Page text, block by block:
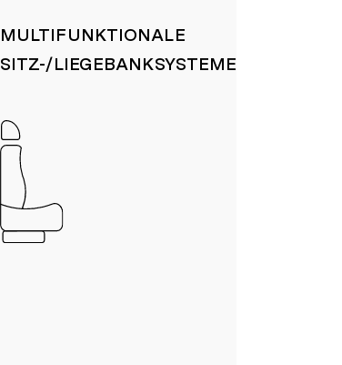
MULTIFUNKTIONALE
SITZ-/LIEGEBANKSYSTEME